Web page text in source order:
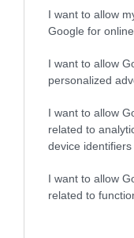
I want to allow
Google for
I want to allow
personalized
I want to allow
related to
device identifiers
I want to allow
related to
Ha a halszelet
vastagabb szeletek
szelet oldalán azt
megfordíthatjuk
percig sütjük,
A lazac mellé
párolt zöldséget.
tálra, majd erre
A lazac sütés